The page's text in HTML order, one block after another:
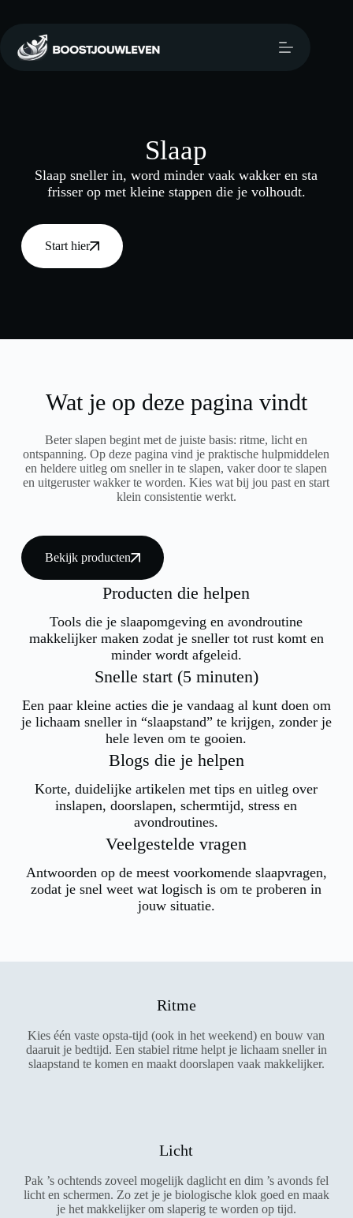
Slaap
Slaap sneller in, word minder vaak wakker en sta
frisser op met kleine stappen die je volhoudt.
Start hier
Wat je op deze pagina vindt
Beter slapen begint met de juiste basis: ritme, licht en
ontspanning. Op deze pagina vind je praktische hulpmiddelen
en heldere uitleg om sneller in te slapen, vaker door te slapen
en uitgeruster wakker te worden. Kies wat bij jou past en start
klein consistentie werkt.
Bekijk producten
Producten die helpen
Tools die je slaapomgeving en avondroutine
makkelijker maken zodat je sneller tot rust komt en
minder wordt afgeleid.
Snelle start (5 minuten)
Een paar kleine acties die je vandaag al kunt doen om
je lichaam sneller in “slaapstand” te krijgen, zonder je
hele leven om te gooien.
Blogs die je helpen
Korte, duidelijke artikelen met tips en uitleg over
inslapen, doorslapen, schermtijd, stress en
avondroutines.
Veelgestelde vragen
Antwoorden op de meest voorkomende slaapvragen,
zodat je snel weet wat logisch is om te proberen in
jouw situatie.
Ritme
Kies één vaste opsta-tijd (ook in het weekend) en bouw van
daaruit je bedtijd. Een stabiel ritme helpt je lichaam sneller in
slaapstand te komen en maakt doorslapen vaak makkelijker.
Licht
Pak ’s ochtends zoveel mogelijk daglicht en dim ’s avonds fel
licht en schermen. Zo zet je je biologische klok goed en maak
je het makkelijker om slaperig te worden op tijd.